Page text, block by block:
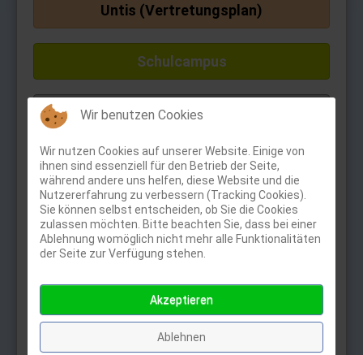
Untis (Vertretungsplan)
Schulcampus
Anton-App
Microsoft Office
OneDrive
E-Mail (Outlook)
Dateicloud (Nextcloud)
Wir benutzen Cookies
Wir nutzen Cookies auf unserer Website. Einige von
ihnen sind essenziell für den Betrieb der Seite,
während andere uns helfen, diese Website und die
Nutzererfahrung zu verbessern (Tracking Cookies).
Sie können selbst entscheiden, ob Sie die Cookies
zulassen möchten. Bitte beachten Sie, dass bei einer
Ablehnung womöglich nicht mehr alle Funktionalitäten
der Seite zur Verfügung stehen.
Akzeptieren
Ablehnen